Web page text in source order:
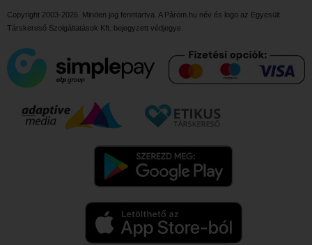
Copyright 2003-2026. Minden jog fenntartva. A Párom.hu név és logo az Egyesült
Társkereső Szolgáltatások Kft.
bejegyzett védjegye.